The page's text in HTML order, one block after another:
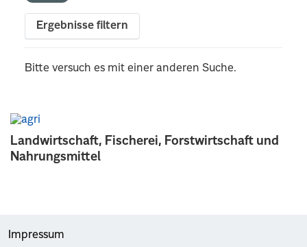
Landwirtschaft, Fischerei, Forstwirtschaft und
Nahrungsmittel
Ergebnisse filtern
Bitte versuch es mit einer anderen Suche.
Impressum